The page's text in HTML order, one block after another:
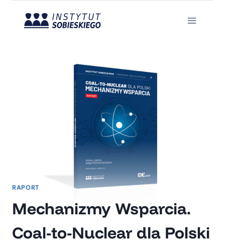
RAPORT
Mechanizmy Wsparcia.
Coal-to-Nuclear dla Polski